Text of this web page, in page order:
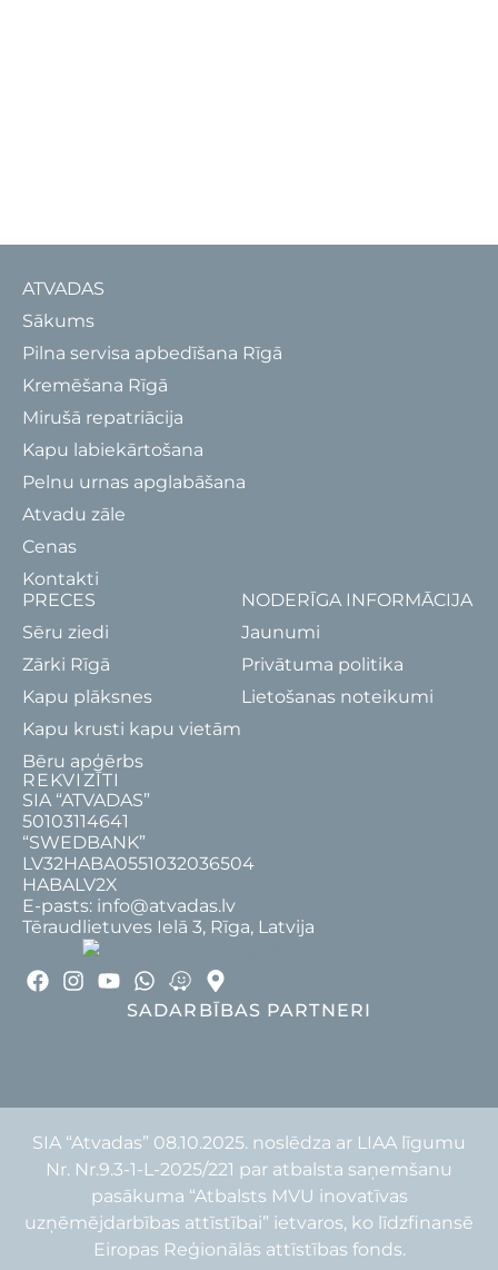
ATVADAS
Sākums
Pilna servisa apbedīšana Rīgā
Kremēšana Rīgā
Mirušā repatriācija
Kapu labiekārtošana
Pelnu urnas apglabāšana
Atvadu zāle
Cenas
Kontakti
PRECES
Sēru ziedi
Zārki Rīgā
Kapu plāksnes
Kapu krusti kapu vietām
Bēru apģērbs
NODERĪGA INFORMĀCIJA
Jaunumi
Privātuma politika
Lietošanas noteikumi
REKVIZĪTI
SIA “ATVADAS”
50103114641
“SWEDBANK”
LV32HABA0551032036504
HABALV2X
E-pasts: info@atvadas.lv
Tēraudlietuves Ielā 3, Rīga, Latvija
SADARBĪBAS PARTNERI
SIA “Atvadas” 08.10.2025. noslēdza ar LIAA līgumu
Nr. Nr.9.3-1-L-2025/221 par atbalsta saņemšanu
pasākuma “Atbalsts MVU inovatīvas
uzņēmējdarbības attīstībai” ietvaros, ko līdzfinansē
Eiropas Reģionālās attīstības fonds.